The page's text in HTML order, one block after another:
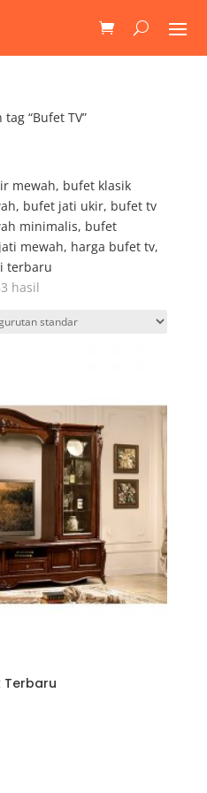
“Bufet TV”
mewah, bufet klasik
bufet jati ukir, bufet tv
minimalis, bufet
mewah, harga bufet tv,
terbaru
hasil
Terbaru